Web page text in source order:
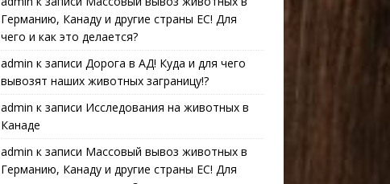
Германию, Канаду и другие страны ЕС! Для
чего и как это делается?
admin к записи Дорога в АД! Куда и для чего
вывозят наших животных заграницу!?
admin к записи Исследования на животных в
Канаде
admin к записи Массовый вывоз животных в
Германию, Канаду и другие страны ЕС! Для